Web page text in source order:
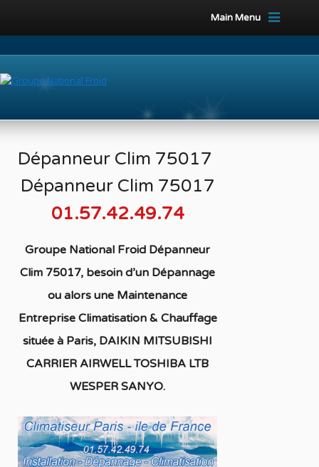
Main Menu
Dépanneur Clim 75017
Dépanneur Clim 75017
01.57.42.49.74
Groupe National Froid Dépanneur
Clim 75017, besoin d’un Dépannage
ou alors une Maintenance
Entreprise Climatisation & Chauffage
située à Paris, DAIKIN MITSUBISHI
CARRIER AIRWELL TOSHIBA LTB
WESPER SANYO.